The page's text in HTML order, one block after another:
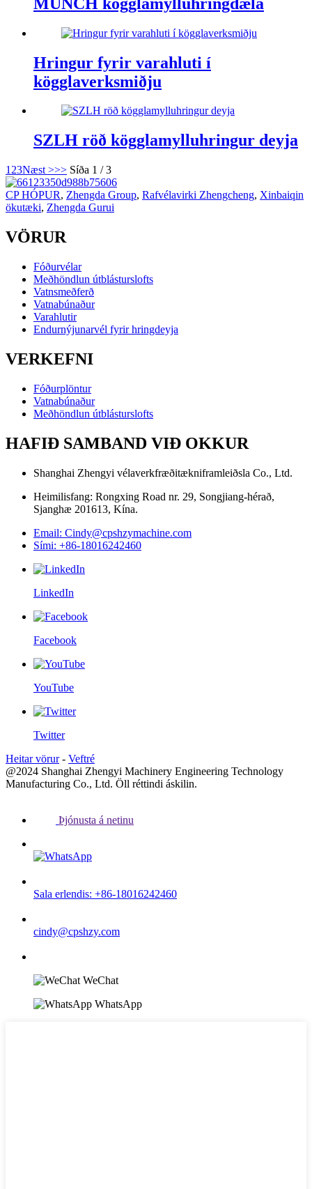
Hringur fyrir varahluti í
kögglaverksmiðju
SZLH röð kögglamylluhringur deyja
1 23Næst >>> Síða 1 / 3
CP HÓPUR, Zhengda Group, Rafvélavirki Zhengcheng, Xinbaiqin
ökutæki, Zhengda Gurui
VÖRUR
Fóðurvélar
Meðhöndlun útblásturslofts
Vatnsmeðferð
Vatnabúnaður
Varahlutir
Endurnýjunarvél fyrir hringdeyja
VERKEFNI
Fóðurplöntur
Vatnabúnaður
Meðhöndlun útblásturslofts
HAFIÐ SAMBAND VIÐ OKKUR
Shanghai Zhengyi vélaverkfræðitækniframleiðsla Co., Ltd.
Heimilisfang: Rongxing Road nr. 29, Songjiang-hérað,
Sjanghæ 201613, Kína.
Email: Cindy@cpshzymachine.com
Sími: +86-18016242460
LinkedIn
Facebook
YouTube
Twitter
Heitar vörur- Veftré
@2024 Shanghai Zhengyi Machinery Engineering Technology
Manufacturing Co., Ltd. Öll réttindi áskilin.
Þjónusta á netinu
Sala erlendis: +86-18016242460
cindy@cpshzy.com
WeChat
WhatsApp